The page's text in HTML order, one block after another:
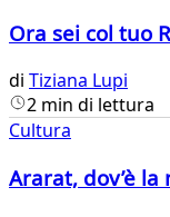
Ora sei col tuo
di Tiziana Lupi
2 min di lettura
Cultura
Ararat, dov’è la